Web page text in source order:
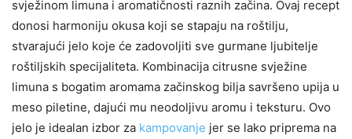
svježinom limuna i aromatičnosti raznih začina. Ovaj recept
donosi harmoniju okusa koji se stapaju na roštilju,
stvarajući jelo koje će zadovoljiti sve gurmane ljubitelje
roštiljskih specijaliteta. Kombinacija citrusne svježine
limuna s bogatim aromama začinskog bilja savršeno upija u
meso piletine, dajući mu neodoljivu aromu i teksturu. Ovo
jelo je idealan izbor za kampovanje jer se lako priprema na